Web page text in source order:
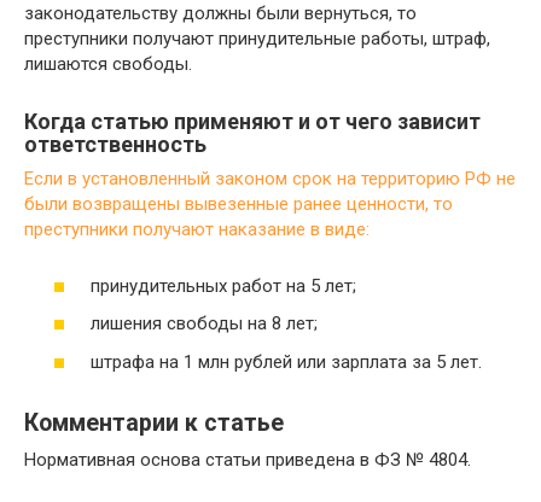
законодательству должны были вернуться, то
преступники получают принудительные работы, штраф,
лишаются свободы.
Когда статью применяют и от чего зависит
ответственность
Если в установленный законом срок на территорию РФ не
были возвращены вывезенные ранее ценности, то
преступники получают наказание в виде:
принудительных работ на 5 лет;
лишения свободы на 8 лет;
штрафа на 1 млн рублей или зарплата за 5 лет.
Комментарии к статье
Нормативная основа статьи приведена в ФЗ № 4804.